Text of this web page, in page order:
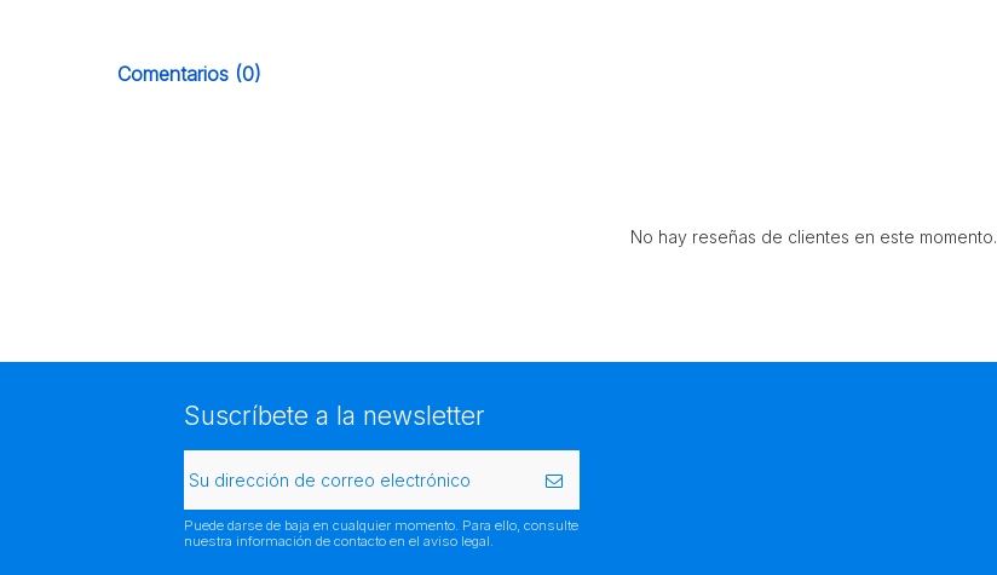
Comentarios (0)
No hay reseñas de clientes en este momento.
Suscríbete a la newsletter
Puede darse de baja en cualquier momento. Para ello, consulte
nuestra información de contacto en el aviso legal.